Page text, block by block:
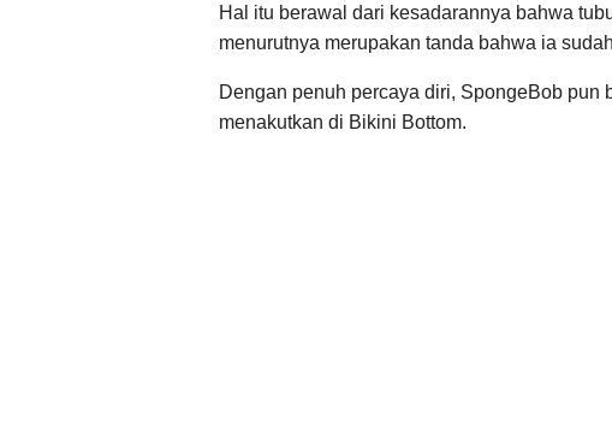
Hal itu berawal dari kesadarannya bahwa
menurutnya merupakan tanda bahwa ia
Dengan penuh percaya diri, SpongeBob pun
menakutkan di Bikini Bottom.